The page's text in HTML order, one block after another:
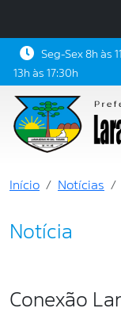
Seg-Sex 8h às
13h às 17:30h
Início Notícias
Notícia
Conexão